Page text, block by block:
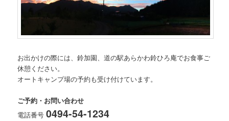
お出かけの際には、鈴加園、道の駅あらかわ鈴ひろ庵でお食事ご
休憩ください。
オートキャンプ場の予約も受け付けています。
ご予約・お問い合わせ
電話番号0494-54-1234